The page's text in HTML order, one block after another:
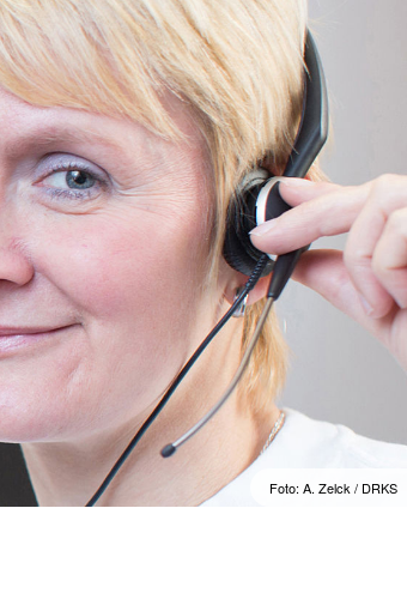
Foto: A. Zelck / DRKS